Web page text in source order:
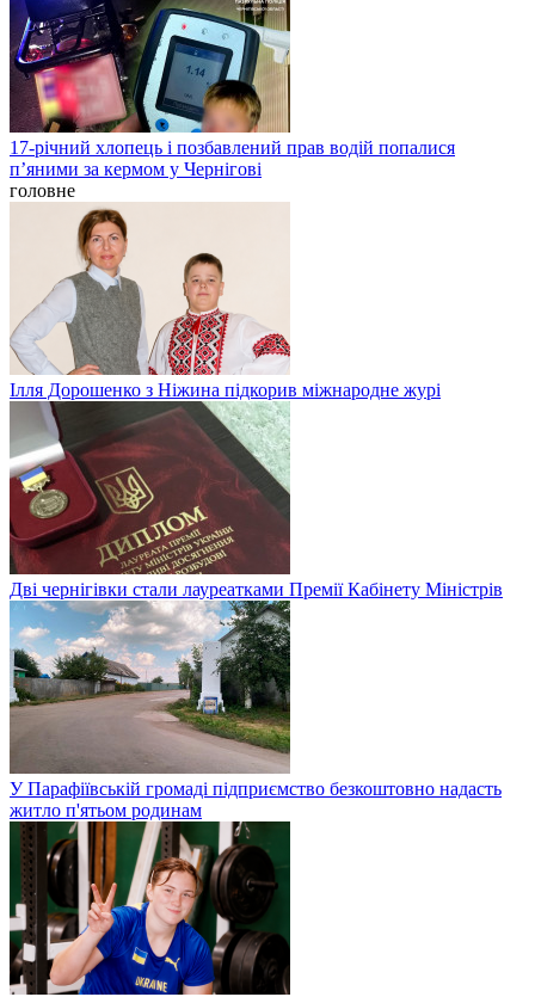
17-річний хлопець і позбавлений прав водій попалися
п’яними за кермом у Чернігові
головне
Ілля Дорошенко з Ніжина підкорив міжнародне журі
Дві чернігівки стали лауреатками Премії Кабінету Міністрів
У Парафіївській громаді підприємство безкоштовно надасть
житло п'ятьом родинам